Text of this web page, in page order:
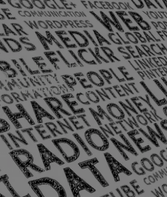
(2º andar), Centro - Cep: 27.330-030
3323-2500
feira , das 9h às 17h.